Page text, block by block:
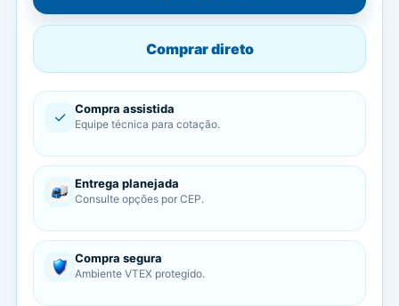
Comprar direto
✓ Compra assistida
Equipe técnica para cotação.
Entrega planejada
Consulte opções por CEP.
Compra segura
Ambiente VTEX protegido.